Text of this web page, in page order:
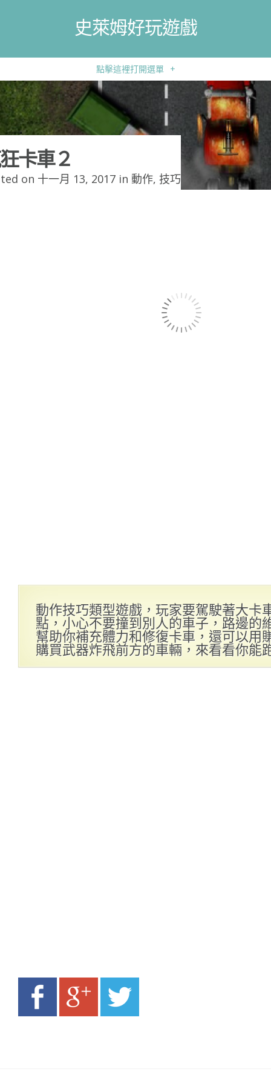
史萊姆好玩遊戲
點擊這裡打開選單 +
卡車２
on 十一月 13, 2017 in 動作, 技巧
動作技巧類型遊戲，玩家要駕駛著大卡
點，小心不要撞到別人的車子，路邊的
幫助你補充體力和修復卡車，還可以用
購買武器炸飛前方的車輛，來看看你能